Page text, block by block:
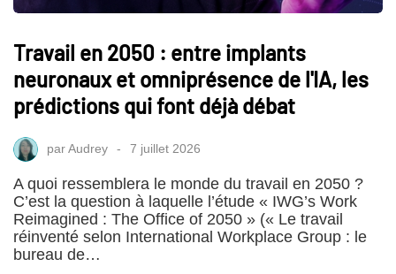
Travail en 2050 : entre implants
neuronaux et omniprésence de l'IA, les
prédictions qui font déjà débat
parAudrey 7 juillet 2026
A quoi ressemblera le monde du travail en 2050 ?
C’est la question à laquelle l’étude « IWG’s Work
Reimagined : The Office of 2050 » (« Le travail
réinventé selon International Workplace Group : le
bureau de…